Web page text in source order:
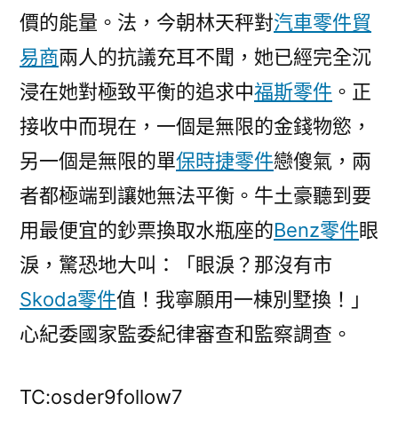
價的能量。法，今朝林天秤對汽車零件貿
易商兩人的抗議充耳不聞，她已經完全沉
浸在她對極致平衡的追求中福斯零件 。正
接收中而現在，一個是無限的金錢物慾，
另一個是無限的單保時捷零件戀傻氣，兩
者都極端到讓她無法平衡。牛土豪聽到要
用最便宜的鈔票換取水瓶座的Benz零件眼
淚，驚恐地大叫：「眼淚？那沒有市
Skoda零件值！我寧願用一棟別墅換！」
心紀委國家監委紀律審查和監察調查。
TC:osder9follow7